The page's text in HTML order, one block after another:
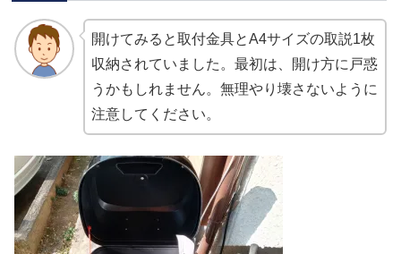
開けてみると取付金具とA4サイズの取説1枚
収納されていました。最初は、開け方に戸惑
うかもしれません。無理やり壊さないように
注意してください。